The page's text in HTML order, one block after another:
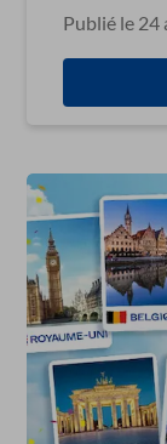
Publié le 24